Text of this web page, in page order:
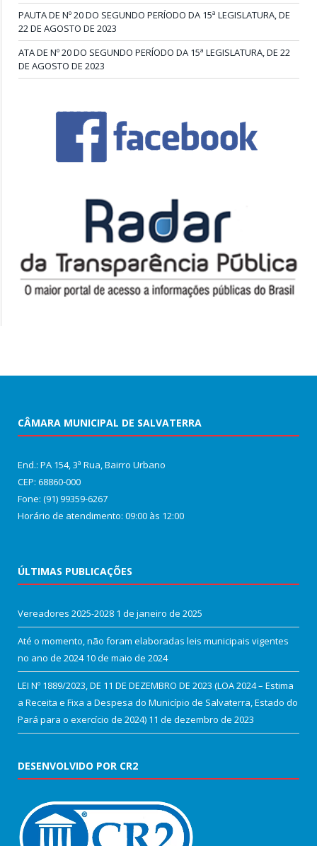
PAUTA DE Nº 20 DO SEGUNDO PERÍODO DA 15ª LEGISLATURA, DE
22 DE AGOSTO DE 2023
ATA DE Nº 20 DO SEGUNDO PERÍODO DA 15ª LEGISLATURA, DE 22
DE AGOSTO DE 2023
CÂMARA MUNICIPAL DE SALVATERRA
End.: PA 154, 3ª Rua, Bairro Urbano
CEP: 68860‑000
Fone: (91) 99359-6267
Horário de atendimento: 09:00 às 12:00
ÚLTIMAS PUBLICAÇÕES
Vereadores 2025-2028 1 de janeiro de 2025
Até o momento, não foram elaboradas leis municipais vigentes
no ano de 2024 10 de maio de 2024
LEI Nº 1889/2023, DE 11 DE DEZEMBRO DE 2023 (LOA 2024 – Estima
a Receita e Fixa a Despesa do Município de Salvaterra, Estado do
Pará para o exercício de 2024) 11 de dezembro de 2023
DESENVOLVIDO POR CR2